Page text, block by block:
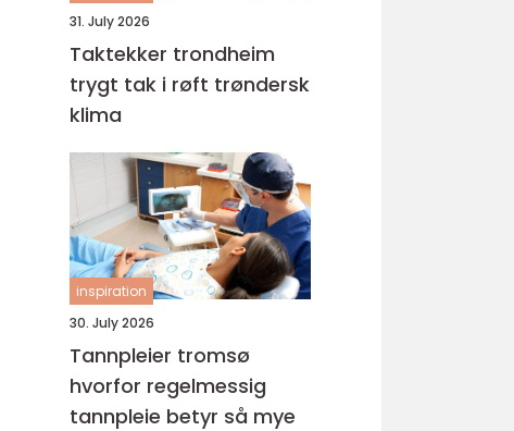
31. July 2026
Taktekker trondheim
trygt tak i røft trøndersk
klima
inspiration
30. July 2026
Tannpleier tromsø
hvorfor regelmessig
tannpleie betyr så mye